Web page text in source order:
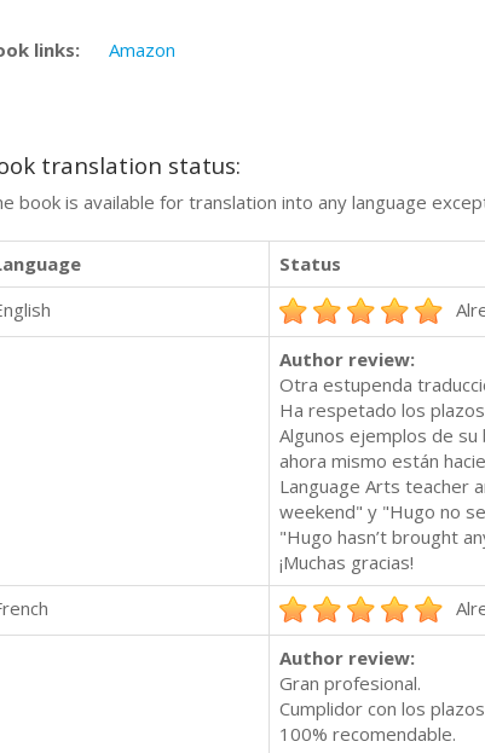
links: Amazon
translation status:
book is available for translation into any language
Status
Author review:
Otra estupenda
Ha respetado los
Algunos ejemplos de su
ahora mismo están
Language Arts teacher
weekend" y "Hugo no
"Hugo hasn’t brought
¡Muchas gracias!
Author review:
Gran profesional.
Cumplidor con los
100% recomendable.